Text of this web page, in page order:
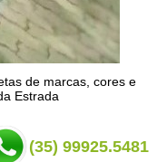
de marcas, cores e
Estrada
(35) 99925.5481